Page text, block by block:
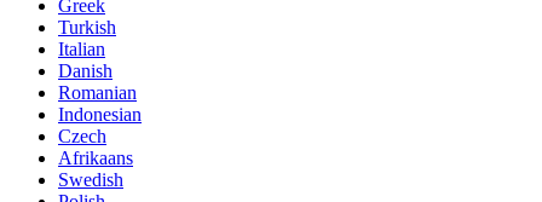
Greek
Turkish
Italian
Danish
Romanian
Indonesian
Czech
Afrikaans
Swedish